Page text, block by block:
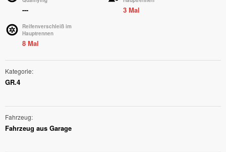
--- 3 Mal
Reifenverschleiß im
Hauptrennen
8 Mal
Kategorie
GR.4
Fahrzeug
Fahrzeug aus Garage